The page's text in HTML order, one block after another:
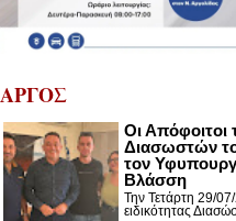
ΑΡΓΟΣ
Οι Απόφοιτοι
Διασωστών
τον
Βλάσση
Την Τετάρτη 29/
ειδικότητας